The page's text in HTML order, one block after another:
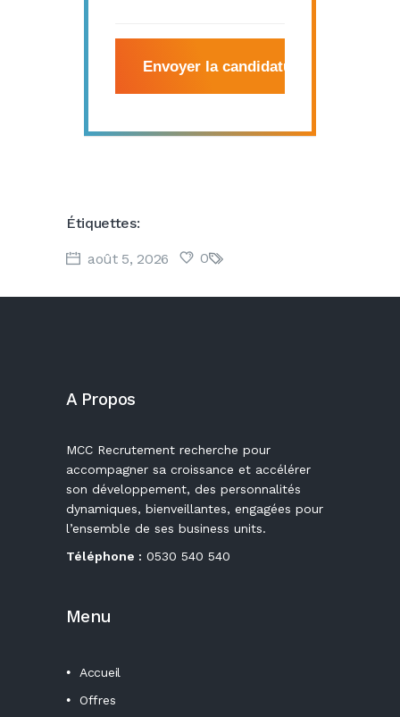
Étiquettes:
août 5, 2026 0
A Propos
MCC Recrutement recherche pour
accompagner sa croissance et accélérer
son développement, des personnalités
dynamiques, bienveillantes, engagées pour
l’ensemble de ses business units.
Téléphone : 0530 540 540
Menu
Accueil
Offres